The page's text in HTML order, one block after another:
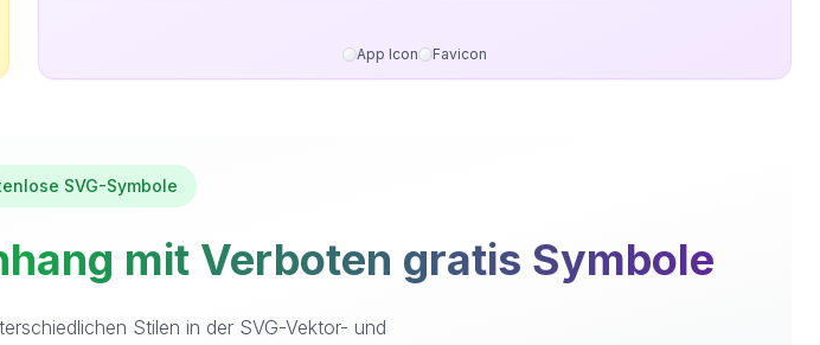
App Icon Favicon
SVG-Symbole
mit Verboten gratis Symbole
Stilen in der SVG-Vektor- und